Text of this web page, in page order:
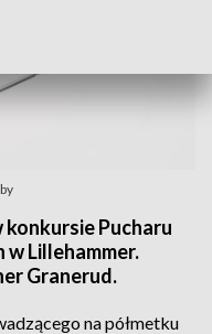
konkursie Pucharu
Lillehammer.
Granerud.
na półmetku